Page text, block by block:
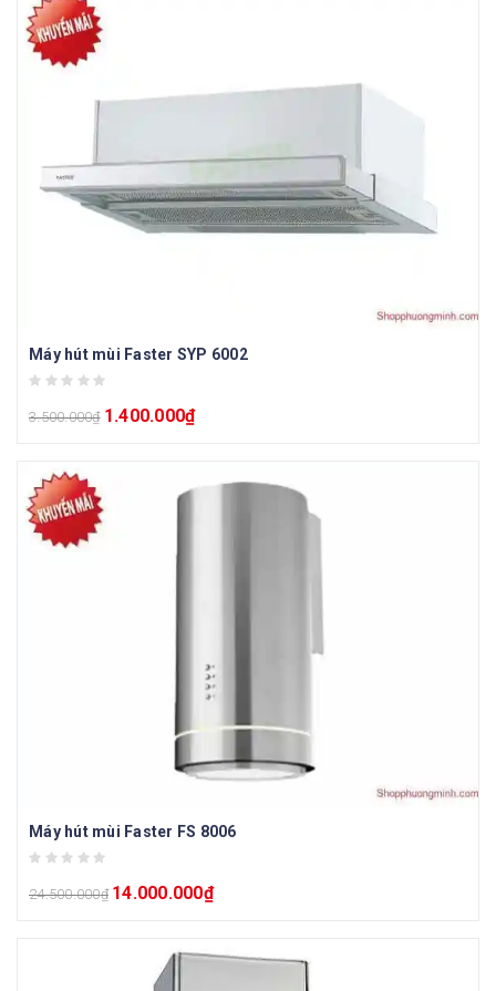
Máy hút mùi Faster SYP 6002
3.500.000₫ 1.400.000₫
Máy hút mùi Faster FS 8006
24.500.000₫ 14.000.000₫